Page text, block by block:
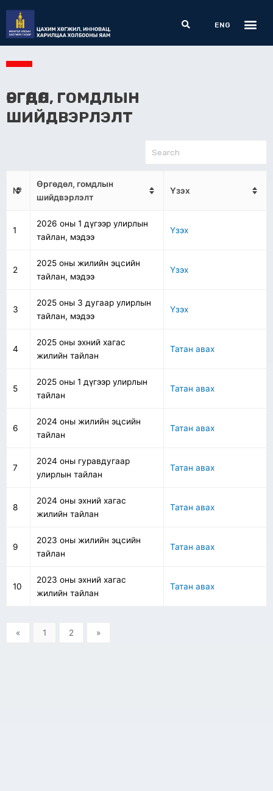
content
Search
ENG
ӨРГӨДӨЛ, ГОМДЛЫН
ШИЙДВЭРЛЭЛТ
№
Өргөдөл, гомдлын
шийдвэрлэлт
Үзэх
1
2026 оны 1 дүгээр улирлын
тайлан, мэдээ
Үзэх
2
2025 оны жилийн эцсийн
тайлан, мэдээ
Үзэх
3
2025 оны 3 дугаар улирлын
тайлан, мэдээ
Үзэх
4
2025 оны эхний хагас
жилийн тайлан
Татан авах
5
2025 оны 1 дүгээр улирлын
тайлан
Татан авах
6
2024 оны жилийн эцсийн
тайлан
Татан авах
7
2024 оны гуравдугаар
улирлын тайлан
Татан авах
8
2024 оны эхний хагас
жилийн тайлан
Татан авах
9
2023 оны жилийн эцсийн
тайлан
Татан авах
10
2023 оны эхний хагас
жилийн тайлан
Татан авах
« 1 2 »